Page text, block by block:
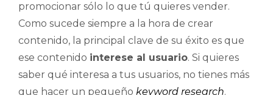
promocionar sólo lo que tú quieres vender.
Como sucede siempre a la hora de crear
contenido, la principal clave de su éxito es que
ese contenido interese al usuario. Si quieres
saber qué interesa a tus usuarios, no tienes más
que hacer un pequeño keyword research.